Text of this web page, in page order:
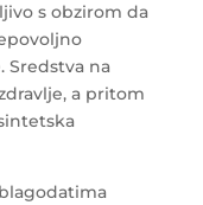
s obzirom da
Sredstva na
a pritom